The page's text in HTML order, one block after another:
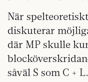
När
diskuterar
där MP skulle
såväl S som C +